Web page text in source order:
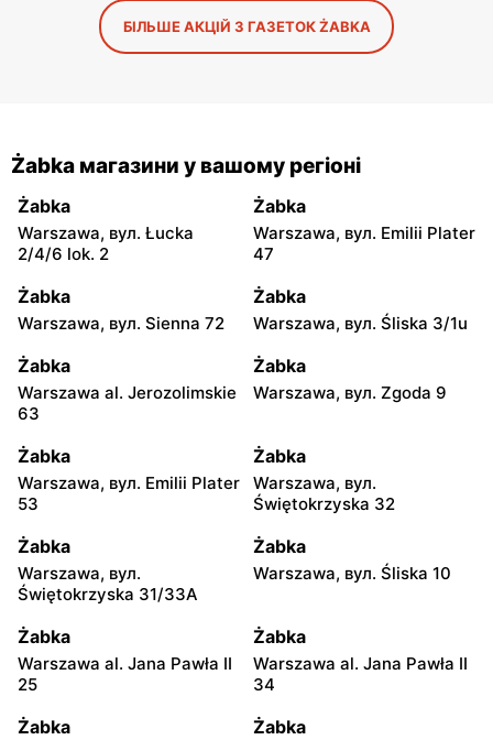
БІЛЬШЕ АКЦІЙ З ГАЗЕТОК ŻABKA
Żabka магазини у вашому регіоні
Żabka
Warszawa, вул. Łucka
2/4/6 lok. 2
Żabka
Warszawa, вул. Emilii Plater
47
Żabka
Warszawa, вул. Sienna 72
Żabka
Warszawa, вул. Śliska 3/1u
Żabka
Warszawa al. Jerozolimskie
63
Żabka
Warszawa, вул. Zgoda 9
Żabka
Warszawa, вул. Emilii Plater
53
Żabka
Warszawa, вул.
Świętokrzyska 32
Żabka
Warszawa, вул.
Świętokrzyska 31/33A
Żabka
Warszawa, вул. Śliska 10
Żabka
Warszawa al. Jana Pawła II
25
Żabka
Warszawa al. Jana Pawła II
34
Żabka Żabka